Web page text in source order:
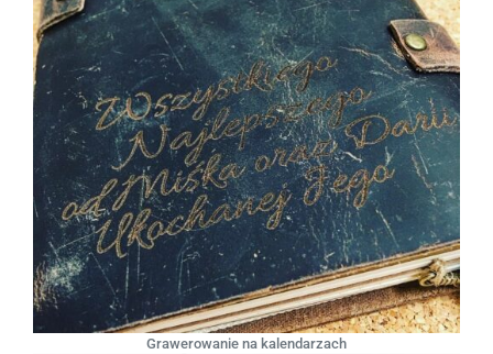
Grawerowanie na kalendarzach